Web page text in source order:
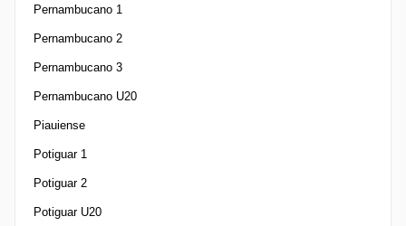
Pernambucano 1
Pernambucano 2
Pernambucano 3
Pernambucano U20
Piauiense
Potiguar 1
Potiguar 2
Potiguar U20